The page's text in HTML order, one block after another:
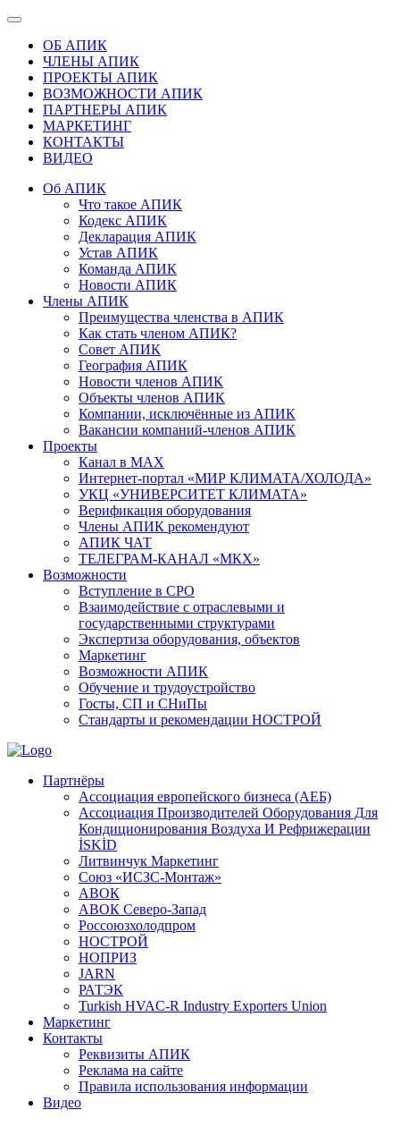
ОБ АПИК
ЧЛЕНЫ АПИК
ПРОЕКТЫ АПИК
ВОЗМОЖНОСТИ АПИК
ПАРТНЕРЫ АПИК
МАРКЕТИНГ
КОНТАКТЫ
ВИДЕО
Об АПИК
Что такое АПИК
Кодекс АПИК
Декларация АПИК
Устав АПИК
Команда АПИК
Новости АПИК
Члены АПИК
Преимущества членства в АПИК
Как стать членом АПИК?
Совет АПИК
География АПИК
Новости членов АПИК
Объекты членов АПИК
Компании, исключённые из АПИК
Вакансии компаний-членов АПИК
Проекты
Канал в MAX
Интернет-портал «МИР КЛИМАТА/ХОЛОДА»
УКЦ «УНИВЕРСИТЕТ КЛИМАТА»
Верификация оборудования
Члены АПИК рекомендуют
АПИК ЧАТ
ТЕЛЕГРАМ-КАНАЛ «МКХ»
Возможности
Вступление в СРО
Взаимодействие с отраслевыми и
государственными структурами
Экспертиза оборудования, объектов
Маркетинг
Возможности АПИК
Обучение и трудоустройство
Госты, СП и СНиПы
Стандарты и рекомендации НОСТРОЙ
Партнёры
Ассоциация европейского бизнеса (АЕБ)
Aссоциация Производителей Оборудования Для
Кондиционирования Воздуха И Рефрижерации
İSKİD
Литвинчук Маркетинг
Союз «ИСЗС-Монтаж»
АВОК
АВОК Северо-Запад
Россоюзхолодпром
НОСТРОЙ
НОПРИЗ
JARN
РАТЭК
Turkish HVAC-R Industry Exporters Union
Маркетинг
Контакты
Реквизиты АПИК
Реклама на сайте
Правила использования информации
Видео